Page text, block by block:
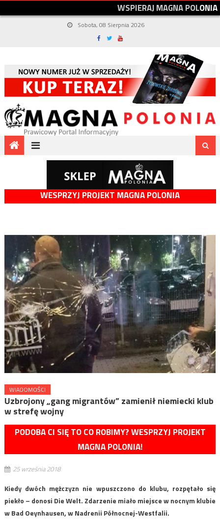
WSPIERAJMAGNAPOLONIA
Sobota, 08 Sierpnia 2026
WESPRZYJ PROJEKT MAGNA POLONIA
WIADOMOŚCI
Uzbrojony „gang migrantów” zamienił niemiecki klub
w strefę wojny
PODOBA CI SIĘ TO CO ROBIMY? WESPRZYJ PROJEKT
MAGNA POLONIA!
25 września 2018
Kiedy dwóch mężczyzn nie wpuszczono do klubu, rozpętało się
piekło – donosi Die Welt. Zdarzenie miało miejsce w nocnym klubie
w Bad Oeynhausen, w Nadrenii Północnej-Westfalii.